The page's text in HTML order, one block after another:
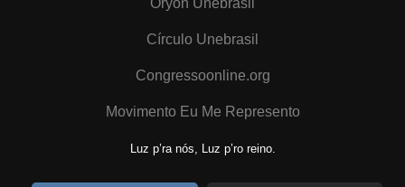
Círculo Unebrasil
Congressoonline.org
Movimento Eu Me Represento
Luz p’ra nós, Luz p’ro reino.